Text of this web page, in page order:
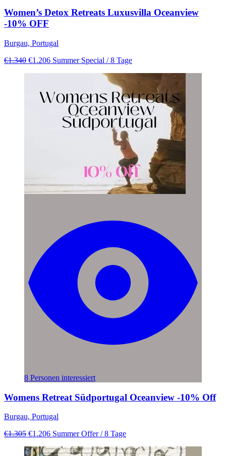
Women’s Detox Retreats Luxusvilla Oceanview
-10% OFF
Burgau, Portugal
€1.340 €1.206 Summer Special / 8 Tage
8 Personen interessiert
Womens Retreat Südportugal Oceanview -10% Off
Burgau, Portugal
€1.305 €1.206 Summer Offer / 8 Tage